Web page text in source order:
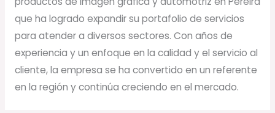
que ha logrado expandir su portafolio de servicios
para atender a diversos sectores. Con años de
experiencia y un enfoque en la calidad y el servicio al
cliente, la empresa se ha convertido en un referente
en la región y continúa creciendo en el mercado.